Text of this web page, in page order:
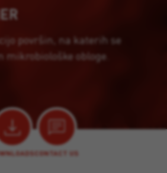
površin, na katerih se
mikrobiološke obloge.
CONTACT US